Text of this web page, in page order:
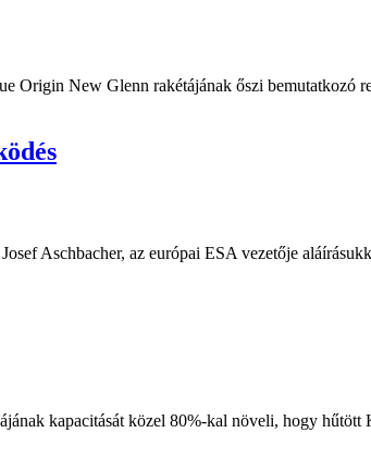
Origin New Glenn rakétájának őszi bemutatkozó
Aschbacher, az európai ESA vezetője
kapacitását közel 80%-kal növeli, hogy hűtött